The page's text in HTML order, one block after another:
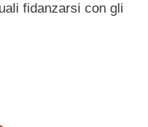
fidanzarsi con gli